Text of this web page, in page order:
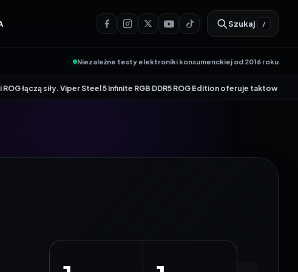
Szukaj /
Niezależne testy elektroniki konsumenckiej od 2016 roku
Steel 5 Infinite RGB DDR5 ROG Edition oferuje taktowanie do 8600 MT/s